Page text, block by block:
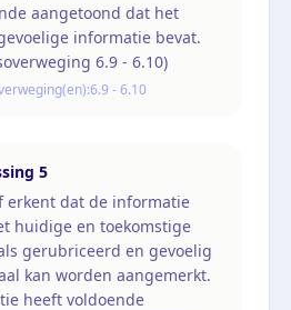
aangetoond dat het
informatie bevat.
6.9 - 6.10)
6.9 - 6.10
5
erkent dat de informatie
huidige en toekomstige
gerubriceerd en gevoelig
kan worden aangemerkt.
heeft voldoende